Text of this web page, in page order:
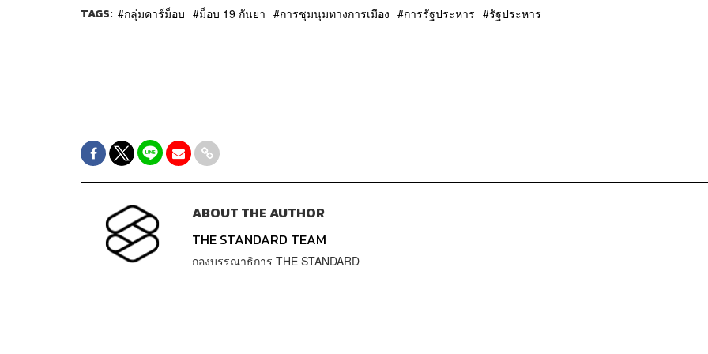
TAGS: กลุ่มคาร์ม็อบ ม็อบ 19 กันยา การชุมนุมทางการเมือง การรัฐประหาร รัฐประหาร
ABOUT THE AUTHOR
THE STANDARD TEAM
กองบรรณาธิการ THE STANDARD